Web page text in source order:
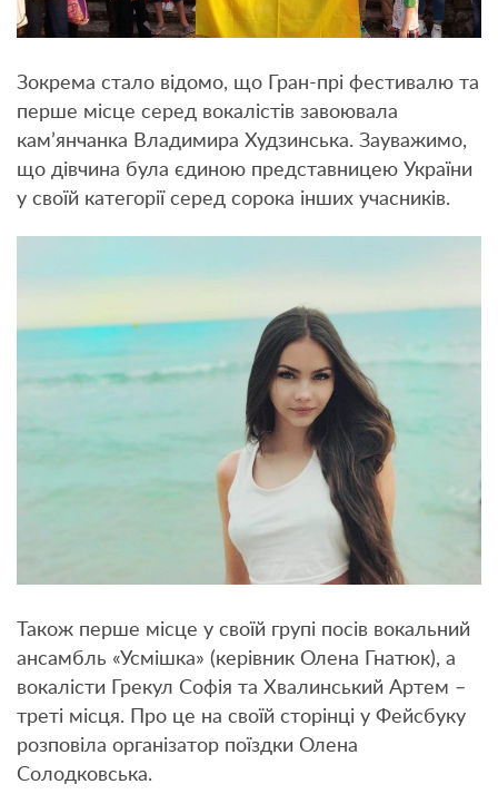
Зокрема стало відомо, що Гран-прі фестивалю та
перше місце серед вокалістів завоювала
кам’янчанка Владимира Худзинська. Зауважимо,
що дівчина була єдиною представницею України
у своїй категорії серед сорока інших учасників.
Також перше місце у своїй групі посів вокальний
ансамбль «Усмішка» (керівник Олена Гнатюк), а
вокалісти Грекул Софія та Хвалинський Артем –
треті місця. Про це на своїй сторінці у Фейсбуку
розповіла організатор поїздки Олена
Солодковська.